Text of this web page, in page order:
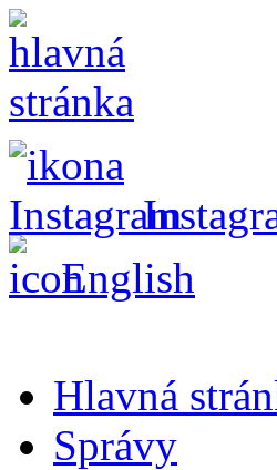
English
Hlavná
Správy